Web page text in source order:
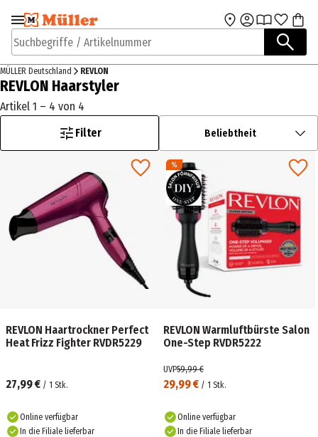
Zur Navigation
springen
Zum Hauptinhalt
Suchbegriffe / Artikelnummer
MÜLLER Deutschland REVLON
REVLON Haarstyler
Artikel 1 – 4 von 4
Filter
Beliebtheit
REVLON Haartrockner Perfect
Heat Frizz Fighter RVDR5229
27,99 € / 1 Stk.
Online verfügbar
In die Filiale lieferbar
REVLON Warmluftbürste Salon
One-Step RVDR5222
29,99 € / 1 Stk.
UVP59,99 €
Online verfügbar
In die Filiale lieferbar